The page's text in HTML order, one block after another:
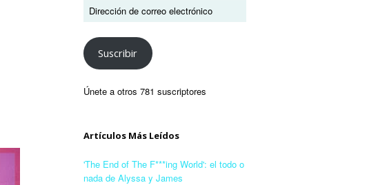
Suscribir
Únete a otros 781 suscriptores
Artículos Más Leídos
'The End of The F***ing World': el todo o
nada de Alyssa y James